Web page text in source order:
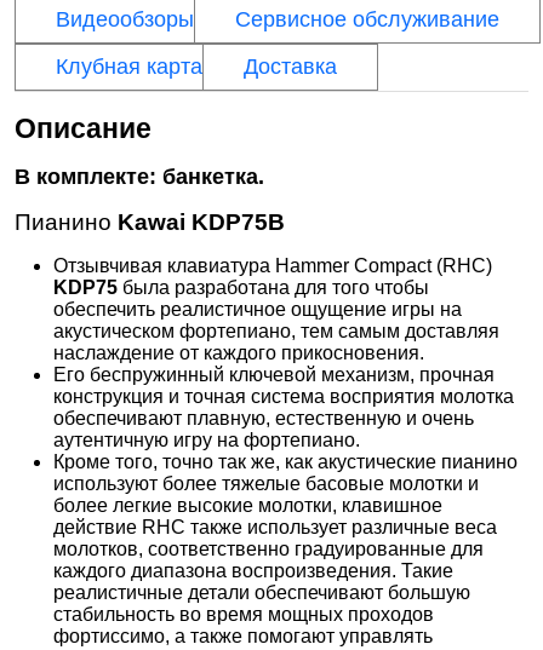
Видеообзоры
Сервисное обслуживание
Клубная карта
Доставка
Описание
В комплекте: банкетка.
Пианино Kawai KDP75B
Отзывчивая клавиатура Hammer Compact (RHC)
KDP75 была разработана для того чтобы
обеспечить реалистичное ощущение игры на
акустическом фортепиано, тем самым доставляя
наслаждение от каждого прикосновения.
Его беспружинный ключевой механизм, прочная
конструкция и точная система восприятия молотка
обеспечивают плавную, естественную и очень
аутентичную игру на фортепиано.
Кроме того, точно так же, как акустические пианино
используют более тяжелые басовые молотки и
более легкие высокие молотки, клавишное
действие RHC также использует различные веса
молотков, соответственно градуированные для
каждого диапазона воспроизведения. Такие
реалистичные детали обеспечивают большую
стабильность во время мощных проходов
фортиссимо, а также помогают управлять